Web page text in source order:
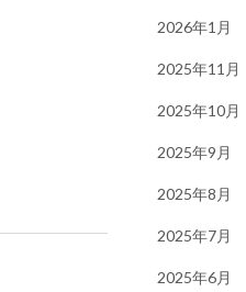
2026年1月
2025年11月
2025年10月
2025年9月
2025年8月
2025年7月
2025年6月